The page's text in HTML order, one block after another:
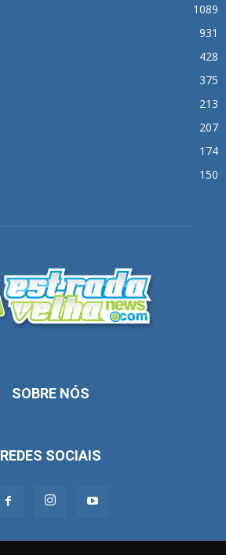
1089
931
428
375
213
207
174
150
SOBRE NÓS
REDES SOCIAIS